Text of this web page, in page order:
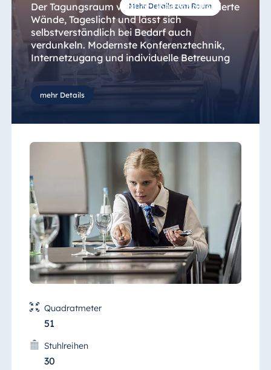
Mehr Details zum Raum
Der Tagungsraum verfügt über schallisolierte
Wände, Tageslicht und lässt sich
selbstverständlich bei Bedarf auch
verdunkeln. Modernste Konferenztechnik,
Internetzugang und individuelle Betreuung
sind selbstverständlich. Unsere
gastronomische Betreuung lässt keine
kulinarischen Wünsche offen.
mehr Details
Quadratmeter
51
Stuhlreihen
30